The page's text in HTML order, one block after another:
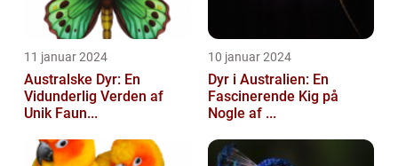
11 januar 2024
Australske Dyr: En
Vidunderlig Verden af
Unik Faun...
10 januar 2024
Dyr i Australien: En
Fascinerende Kig på
Nogle af ...